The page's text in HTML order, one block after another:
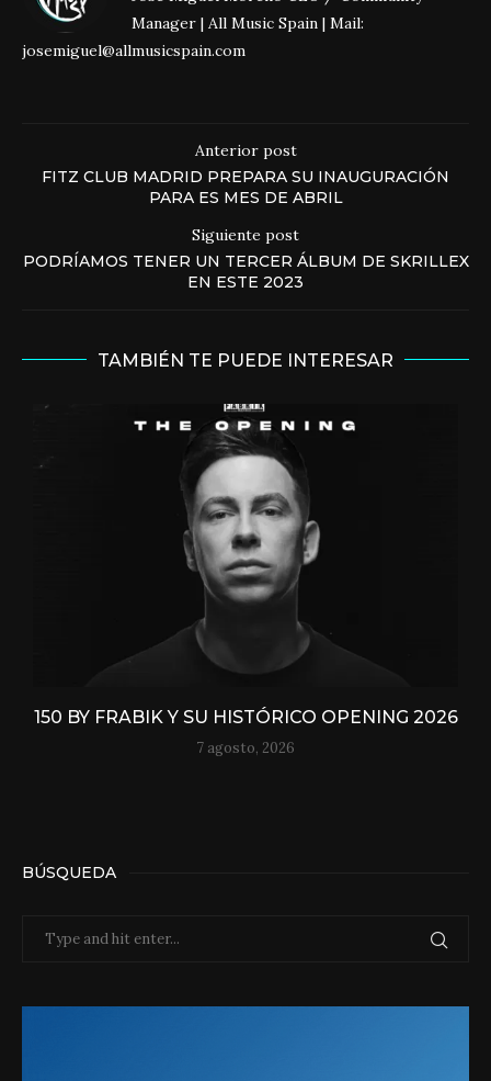
Manager | All Music Spain | Mail:
josemiguel@allmusicspain.com
Anterior post
FITZ CLUB MADRID PREPARA SU INAUGURACIÓN
PARA ES MES DE ABRIL
Siguiente post
PODRÍAMOS TENER UN TERCER ÁLBUM DE SKRILLEX
EN ESTE 2023
TAMBIÉN TE PUEDE INTERESAR
150 BY FRABIK Y SU HISTÓRICO OPENING 2026
7 agosto, 2026
BÚSQUEDA